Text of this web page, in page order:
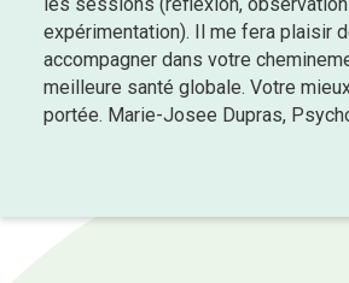
expérimentation). Il me fera plaisir
accompagner dans votre
meilleure santé globale. Votre
portée. Marie-Josee Dupras,